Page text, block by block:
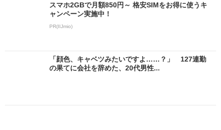
スマホ2GBで月額850円～ 格安SIMをお得に使うキ
ャンペーン実施中！
PR(IIJmio)
「顔色、キャベツみたいですよ……？」 127連勤
の果てに会社を辞めた、20代男性...